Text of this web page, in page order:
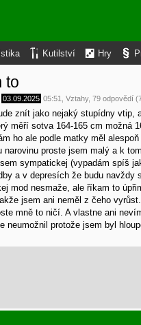
Kutilství Hry
to
03.09.2025 05:51 Vztahy, 79 odpovědí
znít jako nejaký stupídny
měří sotva 164-165 cm
ho ale podle matky měl
narovinu proste jsem malý a k
sympatickej (vypadám spíš
a v depresích že budu
mod nesmaže, ale říkam to
jsem ani neměl z čeho
mně to ničí. A vlastne ani
neumožnil protože jsem byl